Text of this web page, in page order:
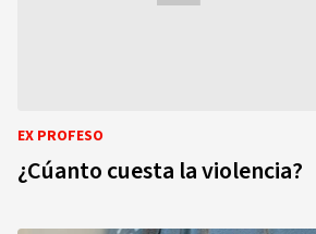
EX PROFESO
¿Cúanto cuesta la violencia?